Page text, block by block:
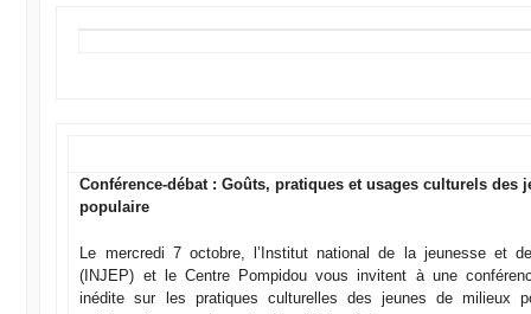
Conférence-débat : Goûts, pratiques et usages culturels des
populaire
Le mercredi 7 octobre, l’Institut national de la jeunesse et de
(INJEP) et le Centre Pompidou vous invitent à une
inédite sur les pratiques culturelles des jeunes de milieux